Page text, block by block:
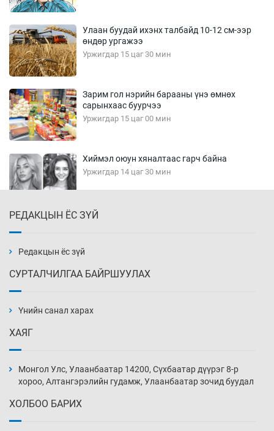
Улаан буудай ихэнх талбайд 10-12 см-ээр
өндөр ургажээ
Уржигдар 15 цаг 30 мин
Зарим гол нэрийн барааны үнэ өмнөх
сарынхаас буурчээ
Уржигдар 15 цаг 00 мин
Хиймэл оюун хяналтаас гарч байна
Уржигдар 14 цаг 30 мин
Уржигдар 14 цаг 00 мин
нэмэгджээ
Уржигдар 13 цаг 30 мин
РЕДАКЦЫН ЁС ЗҮЙ
Редакцын ёс зүй
СУРТАЛЧИЛГАА БАЙРШУУЛАХ
Үнийн санал харах
ХАЯГ
Монгол Улс, Улаанбаатар 14200, Сүхбаатар дүүрэг 8-р
хороо, Алтангэрэлийн гудамж, Улаанбаатар зочид буудал
ХОЛБОО БАРИХ